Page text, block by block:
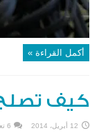
أكمل القراءة »
كيف تصلح
12 أبريل، 2014 6 تعليقات